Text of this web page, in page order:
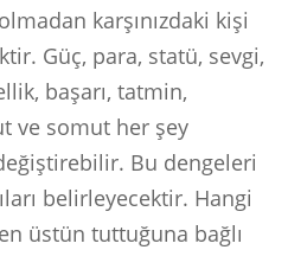
karşınızdaki kişi
Güç, para, statü, sevgi,
başarı, tatmin,
ve somut her şey
Bu dengeleri
belirleyecektir. Hangi
üstün tuttuğuna bağlı